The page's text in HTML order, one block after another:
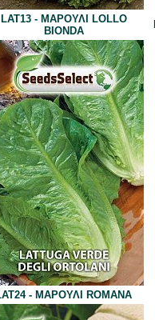
LAT13 - ΜΑΡΟΥΛΙ LOLLO
BIONDA
- ΜΑΡΟΥΛΙ ROMANA